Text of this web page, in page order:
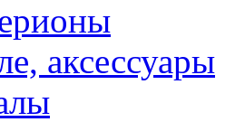
аксессуары